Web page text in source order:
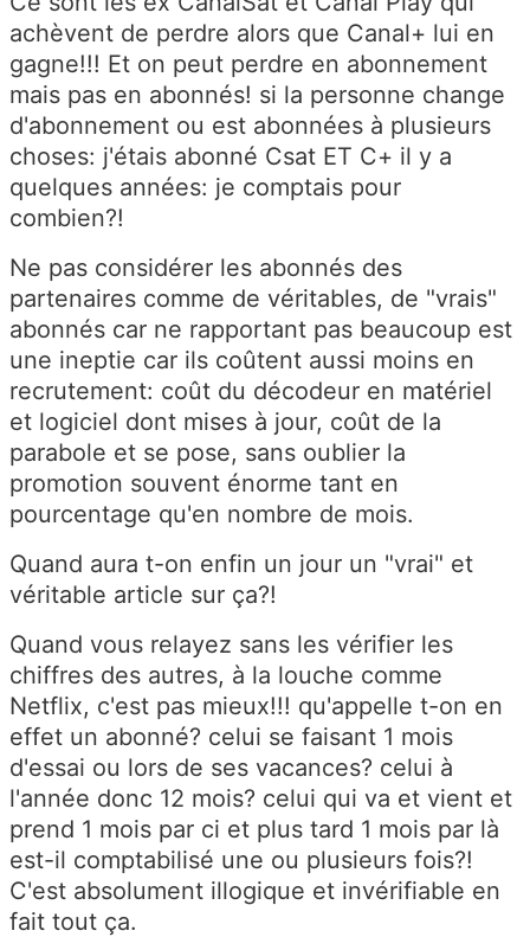
achèvent de perdre alors que Canal+ lui en
gagne!!! Et on peut perdre en abonnement
mais pas en abonnés! si la personne change
d'abonnement ou est abonnées à plusieurs
choses: j'étais abonné Csat ET C+ il y a
quelques années: je comptais pour
combien?!
Ne pas considérer les abonnés des
partenaires comme de véritables, de "vrais"
abonnés car ne rapportant pas beaucoup est
une ineptie car ils coûtent aussi moins en
recrutement: coût du décodeur en matériel
et logiciel dont mises à jour, coût de la
parabole et se pose, sans oublier la
promotion souvent énorme tant en
pourcentage qu'en nombre de mois.
Quand aura t-on enfin un jour un "vrai" et
véritable article sur ça?!
Quand vous relayez sans les vérifier les
chiffres des autres, à la louche comme
Netflix, c'est pas mieux!!! qu'appelle t-on en
effet un abonné? celui se faisant 1 mois
d'essai ou lors de ses vacances? celui à
l'année donc 12 mois? celui qui va et vient et
prend 1 mois par ci et plus tard 1 mois par là
est-il comptabilisé une ou plusieurs fois?!
C'est absolument illogique et invérifiable en
fait tout ça.